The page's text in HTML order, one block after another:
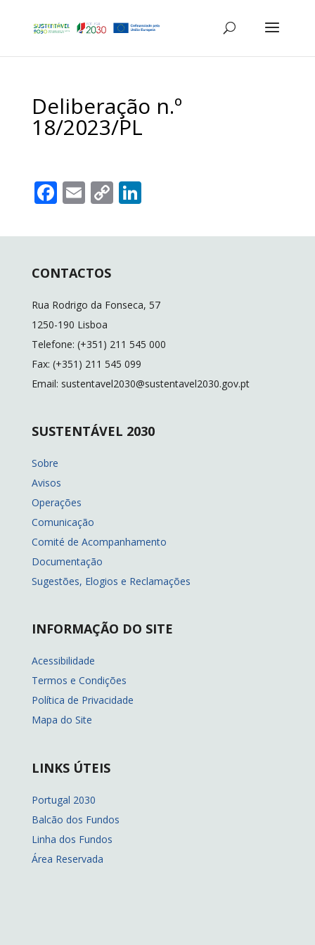
Deliberação n.º
18/2023/PL
F
e
o
o
k
E
ai
C
p
n
Li
k
n
CONTACTOS
Rua Rodrigo da Fonseca, 57
1250-190 Lisboa
Telefone: (+351) 211 545 000
Fax: (+351) 211 545 099
Email: sustentavel2030@sustentavel2030.gov.pt
SUSTENTÁVEL 2030
Sobre
Avisos
Operações
Comunicação
Comité de Acompanhamento
Documentação
Sugestões, Elogios e Reclamações
INFORMAÇÃO DO SITE
Acessibilidade
Termos e Condições
Política de Privacidade
Mapa do Site
LINKS ÚTEIS
Portugal 2030
Balcão dos Fundos
Linha dos Fundos
Área Reservada